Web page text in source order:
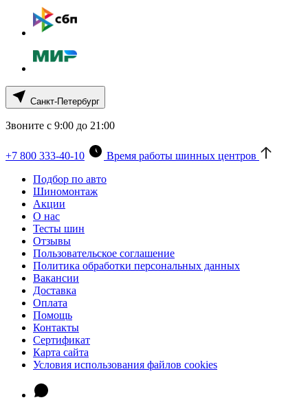
Санкт-Петербург
Звоните с 9:00 до 21:00
+7 800 333-40-10
Время работы шинных центров
Подбор по авто
Шиномонтаж
Акции
О нас
Тесты шин
Отзывы
Пользовательское соглашение
Политика обработки персональных данных
Вакансии
Доставка
Оплата
Помощь
Контакты
Сертификат
Карта сайта
Условия использования файлов cookies